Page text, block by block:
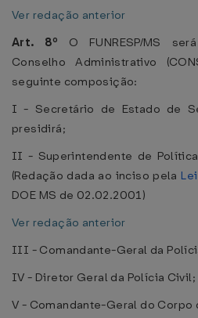
Ver redação anterior
Art. 8º O FUNRESP/MS
Conselho Administrativo
seguinte composição:
I - Secretário de Estado de
presidirá;
II - Superintendente de
(Redação dada ao inciso pela
DOE MS de 02.02.2001)
Ver redação anterior
III - Comandante-Geral da
IV - Diretor Geral da Polícia Civil;
V - Comandante-Geral do